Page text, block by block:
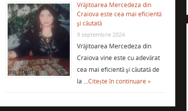
Vrăjitoarea Mercedeza din
Craiova este cea mai eficientă
şi căutată
9 septembrie 2024
Vrăjitoarea Mercedeza din
Craiova vine este cu adevărat
cea mai eficientă şi căutată de
la …Citește în continuare »